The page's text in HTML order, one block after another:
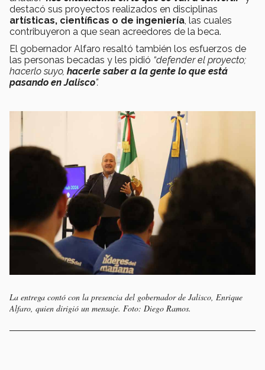
destacó sus proyectos realizados en disciplinas
artísticas, científicas o de ingeniería, las cuales
contribuyeron a que sean acreedores de la beca.
El gobernador Alfaro resaltó también los esfuerzos de
las personas becadas y les pidió “defender el proyecto;
hacerlo suyo, hacerle saber a la gente lo que está
pasando en Jalisco”.
La entrega contó con la presencia del gobernador de Jalisco, Enrique
Alfaro, quien dirigió un mensaje. Foto: Diego Ramos.